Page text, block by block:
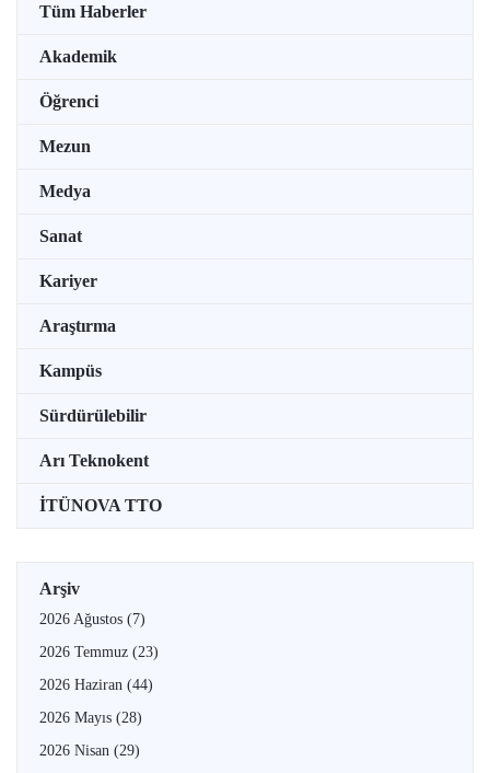
Tüm Haberler
Akademik
Öğrenci
Mezun
Medya
Sanat
Kariyer
Araştırma
Kampüs
Sürdürülebilir
Arı Teknokent
İTÜNOVA TTO
Arşiv
2026 Ağustos (7)
2026 Temmuz (23)
2026 Haziran (44)
2026 Mayıs (28)
2026 Nisan (29)